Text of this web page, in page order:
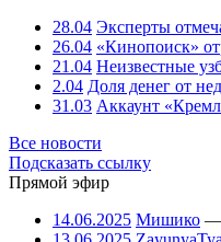
28.04 Эксперты
26.04 «Кинопоиск»
21.04 Неизвестные
2.04 Доля денег от
31.03 Аккаунт
Все новости
Подсказать ссылку
Прямой эфир
14.06.2025 Мишико —